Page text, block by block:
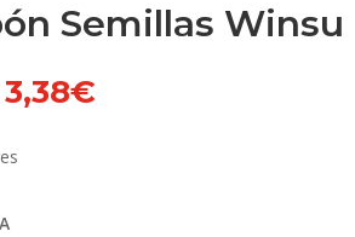
Semillas Winsu
3,38€